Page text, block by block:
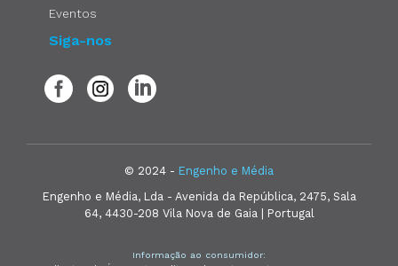
Eventos
Siga-nos
© 2024 - Engenho e Média
Engenho e Média, Lda - Avenida da República, 2475, Sala
64, 4430-208 Vila Nova de Gaia | Portugal
Informação ao consumidor: